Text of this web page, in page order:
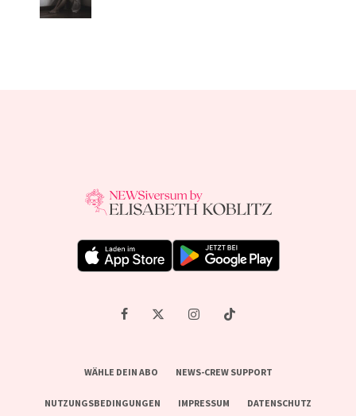
WÄHLE DEIN ABO NEWS-CREW SUPPORT
NUTZUNGSBEDINGUNGEN IMPRESSUM DATENSCHUTZ